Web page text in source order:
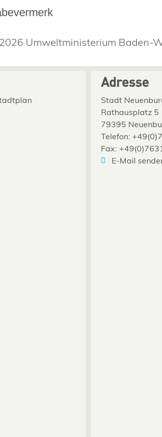
Umweltministerium Baden-
Adresse
Stadt
Rathausplatz 5
79395
Telefon:
Fax:
E-Mail